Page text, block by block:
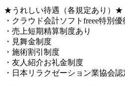
★うれしい待遇（各規定あり）★
・クラウド会計ソフトfreee特別優
・売上短期精算制度あり
・見舞金制度
・施術割引制度
・友人紹介お礼金制度
・日本リラクゼーション業協会